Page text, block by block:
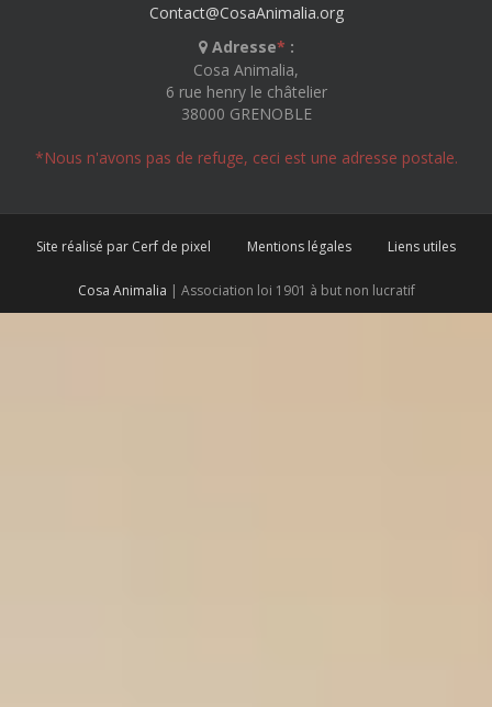
Contact@CosaAnimalia.org
Adresse* :
Cosa Animalia,
6 rue henry le châtelier
38000 GRENOBLE
*Nous n'avons pas de refuge, ceci est une adresse postale.
Site réalisé par Cerf de pixel Mentions légales Liens utiles
Cosa Animalia | Association loi 1901 à but non lucratif